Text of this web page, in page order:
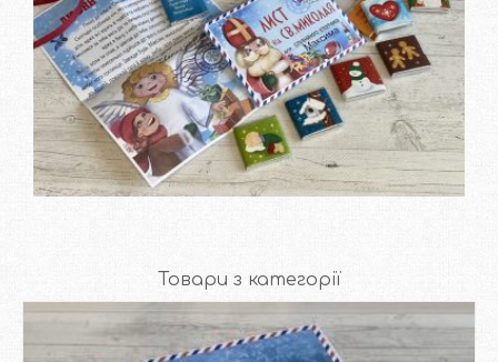
Дізнатися вартість та
замовити
Товари з категорії